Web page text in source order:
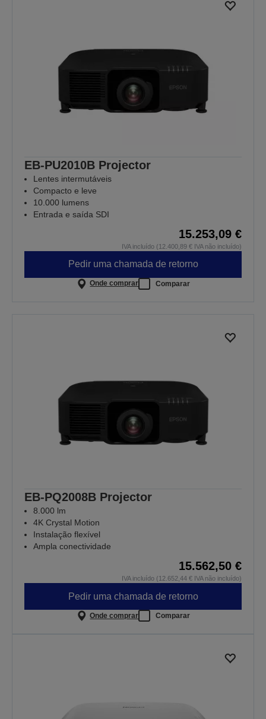
EB-PU2010B Projector
Lentes intermutáveis
Compacto e leve
10.000 lumens
Entrada e saída SDI
15.253,09 €
IVA incluído (12.400,89 € IVA não incluído)
Pedir uma chamada de retorno
Onde comprar Comparar
EB-PQ2008B Projector
8.000 lm
4K Crystal Motion
Instalação flexível
Ampla conectividade
15.562,50 €
IVA incluído (12.652,44 € IVA não incluído)
Pedir uma chamada de retorno
Onde comprar Comparar